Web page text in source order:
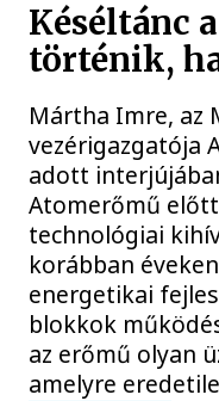
Késéltánc
történik,
Mártha Imre, az
vezérigazgatója
adott
Atomerőmű
technológiai
korábban
energetikai
blokkok
az erőmű olyan
amelyre